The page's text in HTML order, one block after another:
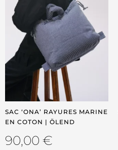
SAC ‘ONA’ RAYURES MARINE
EN COTON | ÖLEND
90,00 €